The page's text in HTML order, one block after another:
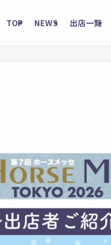
TOP NEWS 出店一覧